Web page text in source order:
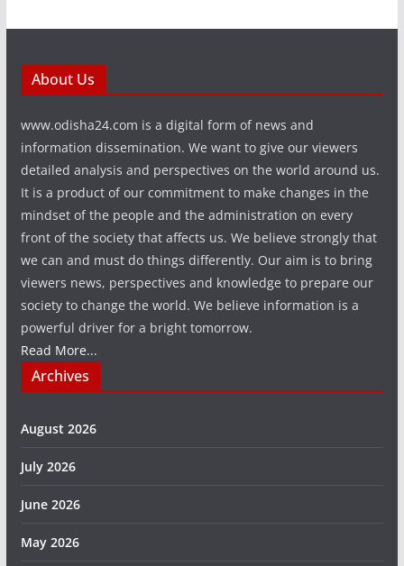
About Us
www.odisha24.com is a digital form of news and
information dissemination. We want to give our viewers
detailed analysis and perspectives on the world around us.
It is a product of our commitment to make changes in the
mindset of the people and the administration on every
front of the society that affects us. We believe strongly that
we can and must do things differently. Our aim is to bring
viewers news, perspectives and knowledge to prepare our
society to change the world. We believe information is a
powerful driver for a bright tomorrow.
Read More...
Archives
August 2026
July 2026
June 2026
May 2026